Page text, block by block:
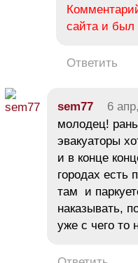
сайта и был
Ответить
sem77 6
молодец!
эвакуаторы
и в конце
городах есть
там и
наказывать,
уже с чего то